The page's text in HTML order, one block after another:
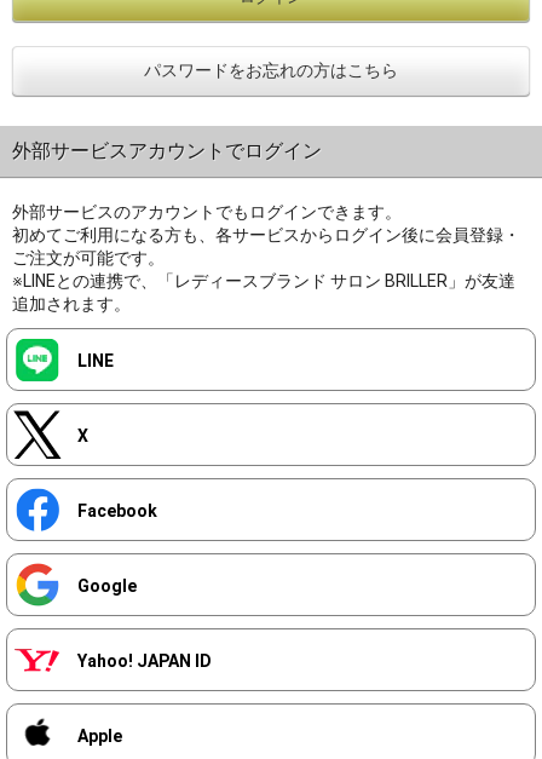
パスワードをお忘れの方はこちら
外部サービスアカウントでログイン
外部サービスのアカウントでもログインできます。
初めてご利用になる方も、各サービスからログイン後に会員登録・
ご注文が可能です。
※LINEとの連携で、「レディースブランド サロン BRILLER」が友達
追加されます。
LINE
X
Facebook
Google
Yahoo! JAPAN ID
Apple